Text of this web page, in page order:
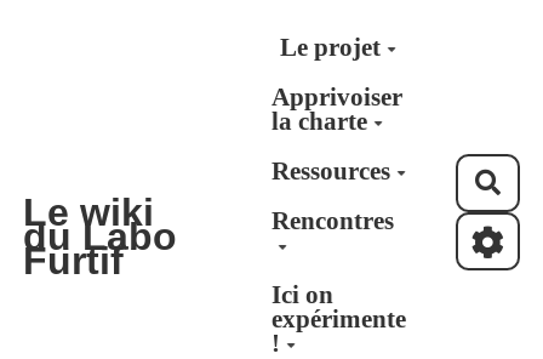
Aller au contenu principal
Le wiki
du Labo
Furtif
Le projet
Apprivoiser
la charte
Ressources
Rencontres
Ici on
expérimente
!